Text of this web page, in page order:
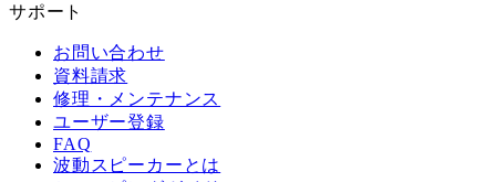
サポート
お問い合わせ
資料請求
修理・メンテナンス
ユーザー登録
FAQ
波動スピーカーとは